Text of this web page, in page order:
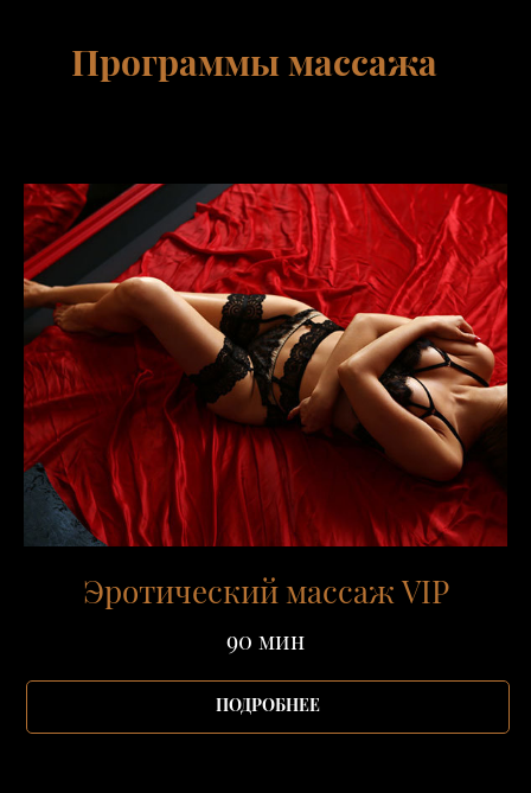
Программы массажа
Эротический массаж VIP
90 мин
ПОДРОБНЕЕ